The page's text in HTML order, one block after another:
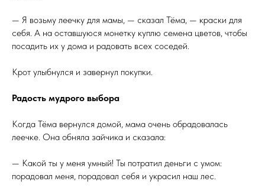
— Я возьму леечку для мамы, — сказал Тёма, — краски для
себя. А на оставшуюся монетку куплю семена цветов, чтобы
посадить их у дома и радовать всех соседей.
Крот улыбнулся и завернул покупки.
Радость мудрого выбора
Когда Тёма вернулся домой, мама очень обрадовалась
леечке. Она обняла зайчика и сказала:
— Какой ты у меня умный! Ты потратил деньги с умом:
порадовал меня, порадовал себя и украсил наш лес.